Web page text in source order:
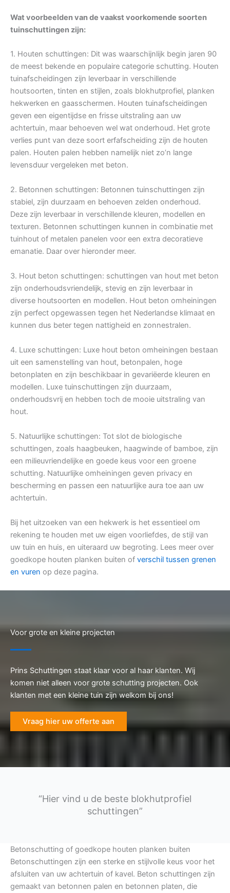
Wat voorbeelden van de vaakst voorkomende soorten
tuinschuttingen zijn:
1. Houten schuttingen: Dit was waarschijnlijk begin jaren 90
de meest bekende en populaire categorie schutting. Houten
tuinafscheidingen zijn leverbaar in verschillende
houtsoorten, tinten en stijlen, zoals blokhutprofiel, planken
hekwerken en gaasschermen. Houten tuinafscheidingen
geven een eigentijdse en frisse uitstraling aan uw
achtertuin, maar behoeven wel wat onderhoud. Het grote
verlies punt van deze soort erfafscheiding zijn de houten
palen. Houten palen hebben namelijk niet zo’n lange
levensduur vergeleken met beton.
2. Betonnen schuttingen: Betonnen tuinschuttingen zijn
stabiel, zijn duurzaam en behoeven zelden onderhoud.
Deze zijn leverbaar in verschillende kleuren, modellen en
texturen. Betonnen schuttingen kunnen in combinatie met
tuinhout of metalen panelen voor een extra decoratieve
emanatie. Daar over hieronder meer.
3. Hout beton schuttingen: schuttingen van hout met beton
zijn onderhoudsvriendelijk, stevig en zijn leverbaar in
diverse houtsoorten en modellen. Hout beton omheiningen
zijn perfect opgewassen tegen het Nederlandse klimaat en
kunnen dus beter tegen nattigheid en zonnestralen.
4. Luxe schuttingen: Luxe hout beton omheiningen bestaan
uit een samenstelling van hout, betonpalen, hoge
betonplaten en zijn beschikbaar in gevariëerde kleuren en
modellen. Luxe tuinschuttingen zijn duurzaam,
onderhoudsvrij en hebben toch de mooie uitstraling van
hout.
5. Natuurlijke schuttingen: Tot slot de biologische
schuttingen, zoals haagbeuken, haagwinde of bamboe, zijn
een milieuvriendelijke en goede keus voor een groene
schutting. Natuurlijke omheiningen geven privacy en
bescherming en passen een natuurlijke aura toe aan uw
achtertuin.
Bij het uitzoeken van een hekwerk is het essentieel om
rekening te houden met uw eigen voorliefdes, de stijl van
uw tuin en huis, en uiteraard uw begroting. Lees meer over
goedkope houten planken buiten of verschil tussen grenen
en vuren op deze pagina.
Voor grote en kleine projecten
Prins Schuttingen staat klaar voor al haar klanten. Wij
komen niet alleen voor grote schutting projecten. Ook
klanten met een kleine tuin zijn welkom bij ons!
Vraag hier uw offerte aan
“Hier vind u de beste blokhutprofiel
schuttingen”
Betonschutting of goedkope houten planken buiten
Betonschuttingen zijn een sterke en stijlvolle keus voor het
afsluiten van uw achtertuin of kavel. Beton schuttingen zijn
gemaakt van betonnen palen en betonnen platen, die